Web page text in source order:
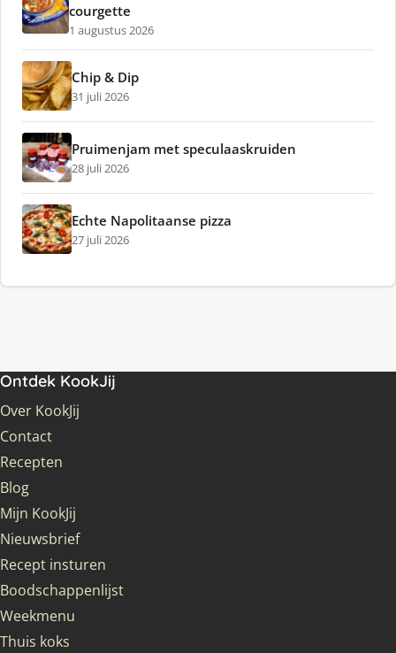
courgette
1 augustus 2026
Chip & Dip
31 juli 2026
Pruimenjam met speculaaskruiden
28 juli 2026
Echte Napolitaanse pizza
27 juli 2026
Ontdek KookJij
Over KookJij
Contact
Recepten
Blog
Mijn KookJij
Nieuwsbrief
Recept insturen
Boodschappenlijst
Weekmenu
Thuis koks